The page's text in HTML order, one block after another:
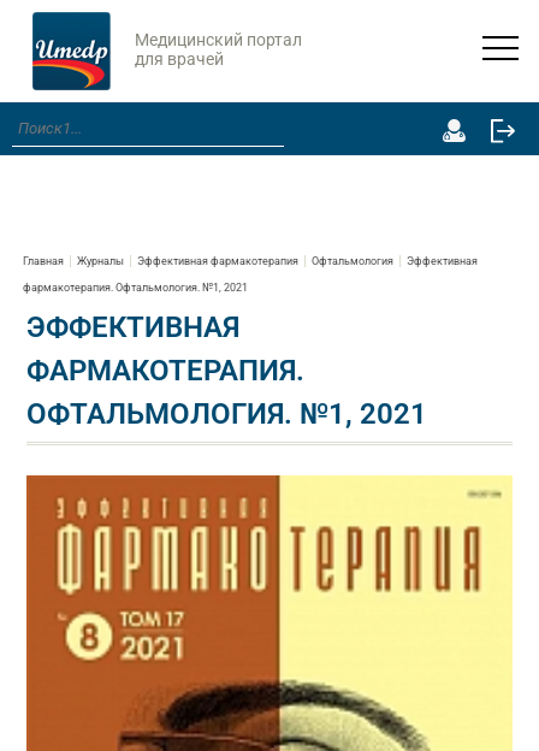
Медицинский портал
для врачей
Главная Журналы Эффективная фармакотерапия Офтальмология Эффективная
фармакотерапия. Офтальмология. №1, 2021
ЭФФЕКТИВНАЯ
ФАРМАКОТЕРАПИЯ.
ОФТАЛЬМОЛОГИЯ. №1, 2021